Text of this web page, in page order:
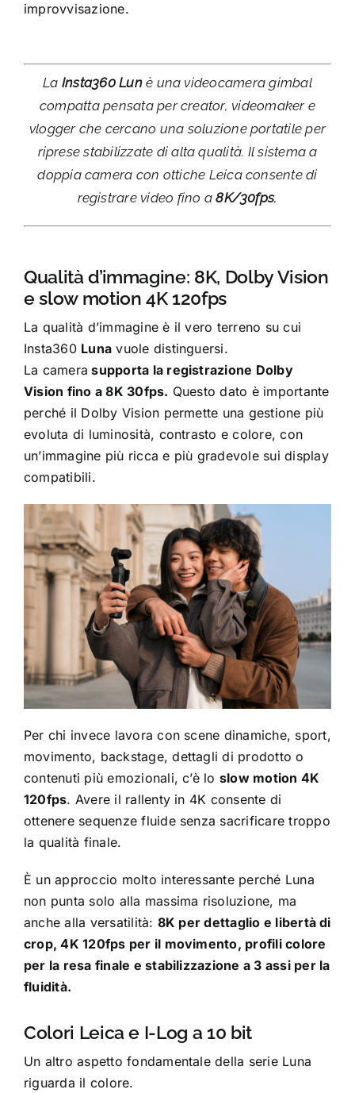
improvvisazione.
La Insta360 Lunè una videocamera gimbal
compatta pensata per creator, videomaker e
vlogger che cercano una soluzione portatile per
riprese stabilizzate di alta qualità. Il sistema a
doppia camera con ottiche Leica consente di
registrare video fino a8K/30fps,
Qualità d’immagine: 8K, Dolby Vision
e slow motion 4K 120fps
La qualità d’immagine è il vero terreno su cui
Insta360 Luna vuole distinguersi.
La camera supporta la registrazione Dolby
Vision fino a 8K 30fps. Questo dato è importante
perché il Dolby Vision permette una gestione più
evoluta di luminosità, contrasto e colore, con
un’immagine più ricca e più gradevole sui display
compatibili.
Per chi invece lavora con scene dinamiche, sport,
movimento, backstage, dettagli di prodotto o
contenuti più emozionali, c’è lo slow motion 4K
120fps. Avere il rallenty in 4K consente di
ottenere sequenze fluide senza sacrificare troppo
la qualità finale.
È un approccio molto interessante perché Luna
non punta solo alla massima risoluzione, ma
anche alla versatilità: 8K per dettaglio e libertà di
crop, 4K 120fps per il movimento, profili colore
per la resa finale e stabilizzazione a 3 assi per la
fluidità.
Colori Leica e I-Log a 10 bit
Un altro aspetto fondamentale della serie Luna
riguarda il colore.